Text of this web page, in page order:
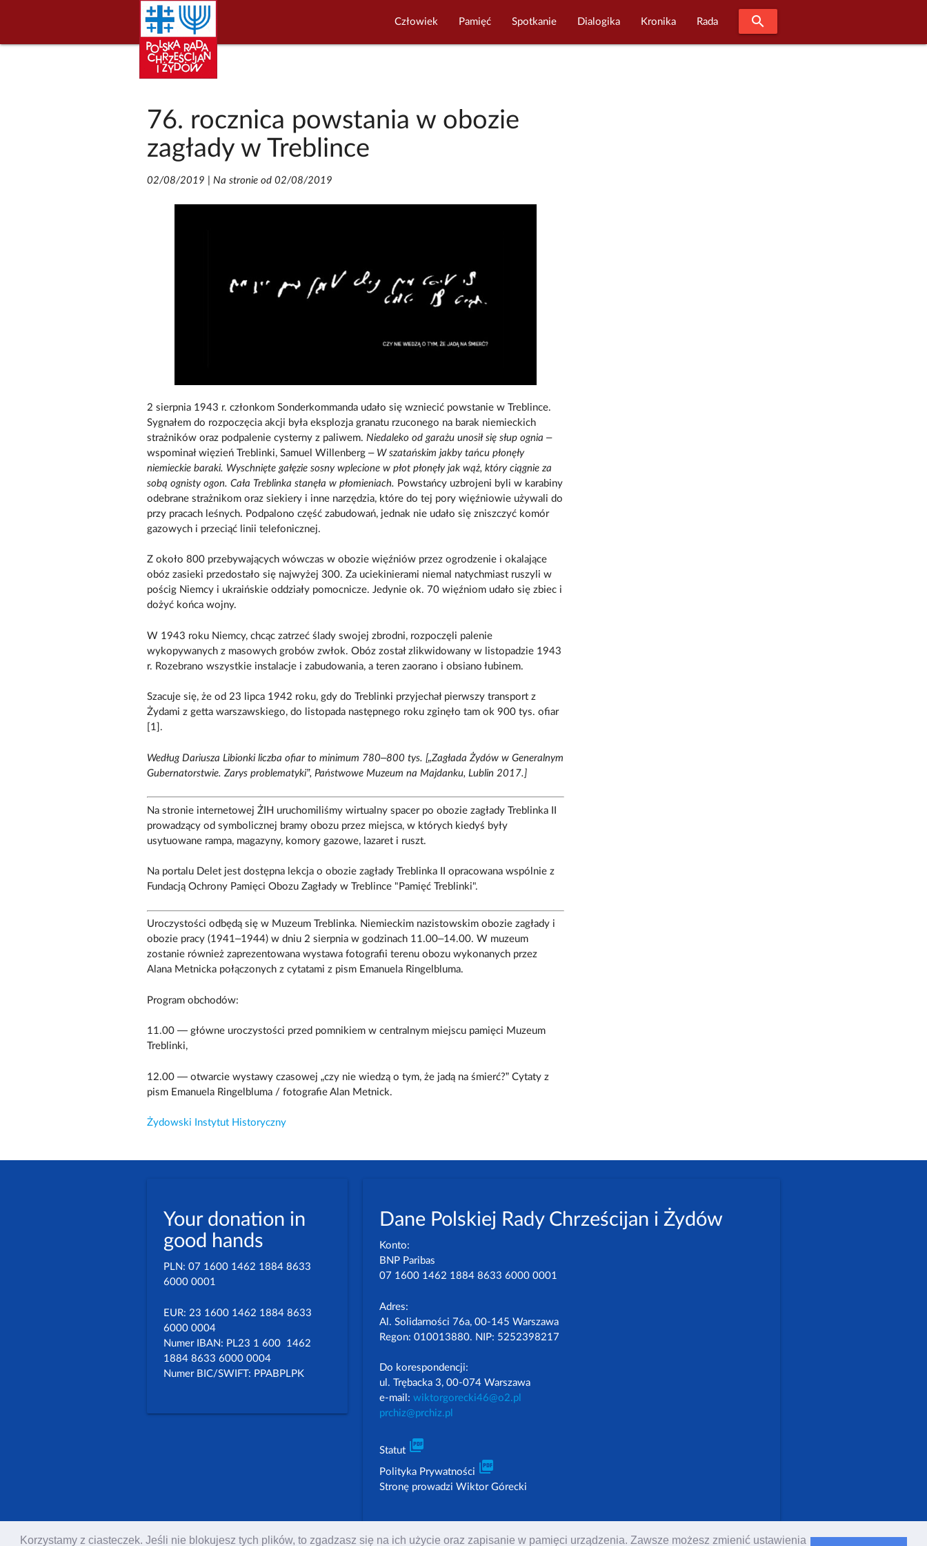
Korzystamy z ciasteczek. Jeśli nie blokujesz tych plików, to zgadzasz się na ich użycie oraz zapisanie w pamięci urządzenia. Zawsze możesz zmienić ustawienia
Człowiek Pamięć Spotkanie Dialogika Kronika Rada search
76. rocznica powstania w obozie
zagłady w Treblince
02/08/2019 Na stronie od 02/08/2019
2 sierpnia 1943 r. członkom Sonderkommanda udało się wzniecić powstanie w Treblince.
Sygnałem do rozpoczęcia akcji była eksplozja granatu rzuconego na barak niemieckich
strażników oraz podpalenie cysterny z paliwem. Niedaleko od garażu unosił się słup ognia –
wspominał więzień Treblinki, Samuel Willenberg – W szatańskim jakby tańcu płonęły
niemieckie baraki. Wyschnięte gałęzie sosny wplecione w płot płonęły jak wąż, który ciągnie za
sobą ognisty ogon. Cała Treblinka stanęła w płomieniach. Powstańcy uzbrojeni byli w karabiny
odebrane strażnikom oraz siekiery i inne narzędzia, które do tej pory więźniowie używali do
przy pracach leśnych. Podpalono część zabudowań, jednak nie udało się zniszczyć komór
gazowych i przeciąć linii telefonicznej.
Z około 800 przebywających wówczas w obozie więźniów przez ogrodzenie i okalające
obóz zasieki przedostało się najwyżej 300. Za uciekinierami niemal natychmiast ruszyli w
pościg Niemcy i ukraińskie oddziały pomocnicze. Jedynie ok. 70 więźniom udało się zbiec i
dożyć końca wojny.
W 1943 roku Niemcy, chcąc zatrzeć ślady swojej zbrodni, rozpoczęli palenie
wykopywanych z masowych grobów zwłok. Obóz został zlikwidowany w listopadzie 1943
r. Rozebrano wszystkie instalacje i zabudowania, a teren zaorano i obsiano łubinem.
Szacuje się, że od 23 lipca 1942 roku, gdy do Treblinki przyjechał pierwszy transport z
Żydami z getta warszawskiego, do listopada następnego roku zginęło tam ok 900 tys. ofiar
[1].
Według Dariusza Libionki liczba ofiar to minimum 780–800 tys. [„Zagłada Żydów w Generalnym
Gubernatorstwie. Zarys problematyki”, Państwowe Muzeum na Majdanku, Lublin 2017.]
Na stronie internetowej ŻIH uruchomiliśmy wirtualny spacer po obozie zagłady Treblinka II
prowadzący od symbolicznej bramy obozu przez miejsca, w których kiedyś były
usytuowane rampa, magazyny, komory gazowe, lazaret i ruszt.
Na portalu Delet jest dostępna lekcja o obozie zagłady Treblinka II opracowana wspólnie z
Fundacją Ochrony Pamięci Obozu Zagłady w Treblince "Pamięć Treblinki".
Uroczystości odbędą się w Muzeum Treblinka. Niemieckim nazistowskim obozie zagłady i
obozie pracy (1941–1944) w dniu 2 sierpnia w godzinach 11.00–14.00. W muzeum
zostanie również zaprezentowana wystawa fotografii terenu obozu wykonanych przez
Alana Metnicka połączonych z cytatami z pism Emanuela Ringelbluma.
Program obchodów:
11.00 — główne uroczystości przed pomnikiem w centralnym miejscu pamięci Muzeum
Treblinki,
12.00 — otwarcie wystawy czasowej „czy nie wiedzą o tym, że jadą na śmierć?” Cytaty z
pism Emanuela Ringelbluma / fotografie Alan Metnick.
Żydowski Instytut Historyczny
Dane Polskiej Rady Chrześcijan i Żydów
Konto:
BNP Paribas
07 1600 1462 1884 8633 6000 0001
Adres:
Al. Solidarności 76a, 00-145 Warszawa
Regon: 010013880. NIP: 5252398217
Do korespondencji:
ul. Trębacka 3, 00-074 Warszawa
e-mail:wiktorgorecki46@o2.pl
prchiz@prchiz.pl
Statut picture_as_pdf
Polityka Prywatności picture_as_pdf
Stronę prowadzi Wiktor Górecki
Your donation in
good hands
PLN: 07 1600 1462 1884 8633
6000 0001
EUR: 23 1600 1462 1884 8633
6000 0004
Numer IBAN: PL23 1 600 1462
1884 8633 6000 0004
Numer BIC/SWIFT: PPABPLPK